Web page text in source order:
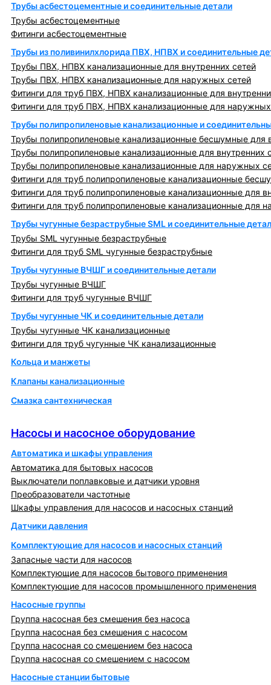
Трубы асбестоцементные и соединительные детали
Трубы асбестоцементные
Фитинги асбестоцементные
Трубы из поливинилхлорида ПВХ, НПВХ и соединительные
Трубы ПВХ, НПВХ канализационные для внутренних сетей
Трубы ПВХ, НПВХ канализационные для наружных сетей
Фитинги для труб ПВХ, НПВХ канализационные для
Фитинги для труб ПВХ, НПВХ канализационные для
Трубы полипропиленовые канализационные и
Трубы полипропиленовые канализационные бесшумные для
Трубы полипропиленовые канализационные для внутренних
Трубы полипропиленовые канализационные для наружных
Фитинги для труб полипропиленовые канализационные
Фитинги для труб полипропиленовые канализационные для
Фитинги для труб полипропиленовые канализационные для
Трубы чугунные безраструбные SML и соединительные
Трубы SML чугунные безраструбные
Фитинги для труб SML чугунные безраструбные
Трубы чугунные ВЧШГ и соединительные детали
Трубы чугунные ВЧШГ
Фитинги для труб чугунные ВЧШГ
Трубы чугунные ЧК и соединительные детали
Трубы чугунные ЧК канализационные
Фитинги для труб чугунные ЧК канализационные
Кольца и манжеты
Клапаны канализационные
Смазка сантехническая
Насосы и насосное оборудование
Автоматика и шкафы управления
Автоматика для бытовых насосов
Выключатели поплавковые и датчики уровня
Преобразователи частотные
Шкафы управления для насосов и насосных станций
Датчики давления
Комплектующие для насосов и насосных станций
Запасные части для насосов
Комплектующие для насосов бытового применения
Комплектующие для насосов промышленного применения
Насосные группы
Группа насосная без смешения без насоса
Группа насосная без смешения с насосом
Группа насосная со смешением без насоса
Группа насосная со смешением с насосом
Насосные станции бытовые